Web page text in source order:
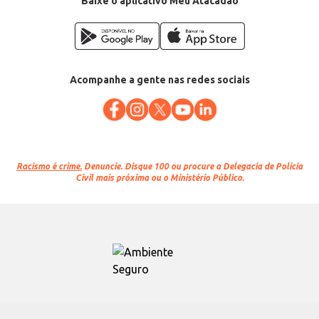
Acompanhe a gente nas redes sociais
Racismo é crime. Denuncie. Disque 100 ou procure a Delegacia de Polícia
Civil mais próxima ou o Ministério Público.